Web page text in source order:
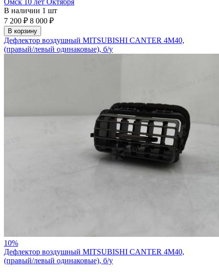
В наличии 1 шт
7 200 ₽ 8 000 ₽
В корзину
Дефлектор воздушный MITSUBISHI CANTER 4M40,
(правый/левый одинаковые), б/у
10%
Дефлектор воздушный MITSUBISHI CANTER 4M40,
(правый/левый одинаковые), б/у